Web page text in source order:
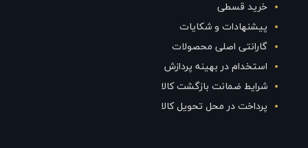
خرید قسطی
پیشنهادات و شکایات
گارانتی اصلی محصولات
استخدام در بهینه پردازش
شرایط ضمانت بازگشت کالا
پرداخت در محل تحویل کالا